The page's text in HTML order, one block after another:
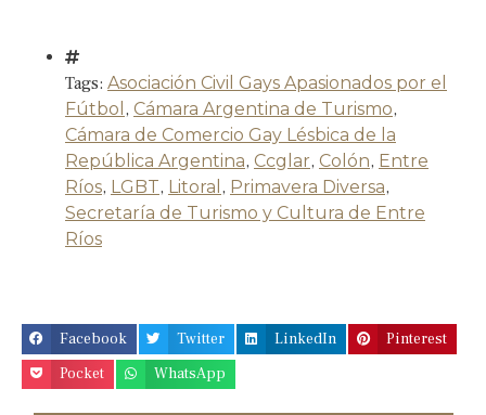
Tags: Asociación Civil Gays Apasionados por el
Fútbol , Cámara Argentina de Turismo,
Cámara de Comercio Gay Lésbica de la
República Argentina, Ccglar, Colón, Entre
Ríos, LGBT, Litoral , Primavera Diversa,
Secretaría de Turismo y Cultura de Entre
Ríos
Facebook Twitter LinkedIn
Pinterest
Pocket
WhatsApp